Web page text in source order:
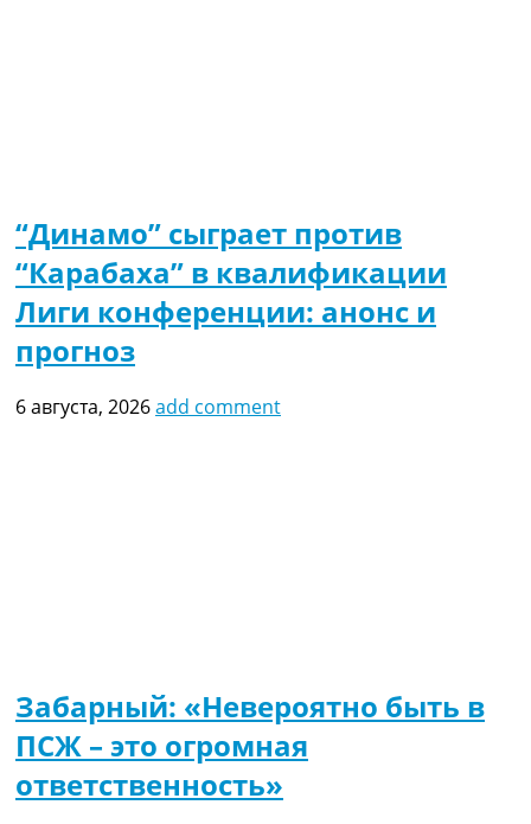
“Динамо” сыграет против
“Карабаха” в квалификации
Лиги конференции: анонс и
прогноз
6 августа, 2026add comment
Забарный: «Невероятно быть в
ПСЖ – это огромная
ответственность»